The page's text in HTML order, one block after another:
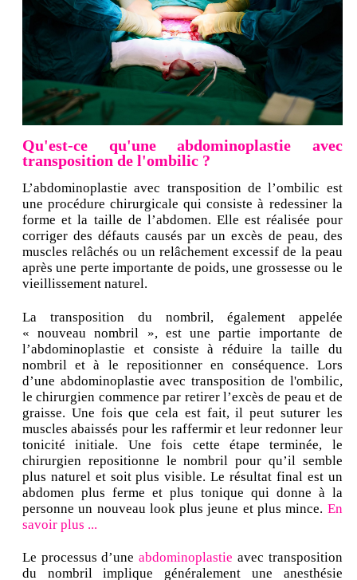
Qu'est-ce qu'une abdominoplastie avec
transposition de l'ombilic ?
L’abdominoplastie avec transposition de l’ombilic est
une procédure chirurgicale qui consiste à redessiner la
forme et la taille de l’abdomen. Elle est réalisée pour
corriger des défauts causés par un excès de peau, des
muscles relâchés ou un relâchement excessif de la peau
après une perte importante de poids, une grossesse ou le
vieillissement naturel.
La transposition du nombril, également appelée
« nouveau nombril », est une partie importante de
l’abdominoplastie et consiste à réduire la taille du
nombril et à le repositionner en conséquence. Lors
d’une abdominoplastie avec transposition de l'ombilic,
le chirurgien commence par retirer l’excès de peau et de
graisse. Une fois que cela est fait, il peut suturer les
muscles abaissés pour les raffermir et leur redonner leur
tonicité initiale. Une fois cette étape terminée, le
chirurgien repositionne le nombril pour qu’il semble
plus naturel et soit plus visible. Le résultat final est un
abdomen plus ferme et plus tonique qui donne à la
personne un nouveau look plus jeune et plus mince. En
savoir plus ...
Le processus d’uneabdominoplastie avec transposition
du nombril implique généralement une anesthésie